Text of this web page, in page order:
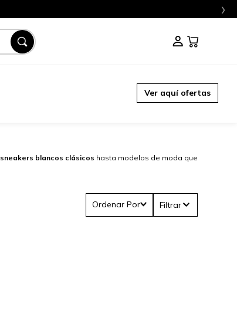
›
Ver aquí ofertas
sneakers blancos clásicos hasta modelos de moda que
Ordenar Por Filtrar